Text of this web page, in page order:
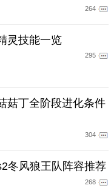
264
灵技能一览
295
菇丁全阶段进化条件
304
冬风狼王队阵容推荐
268